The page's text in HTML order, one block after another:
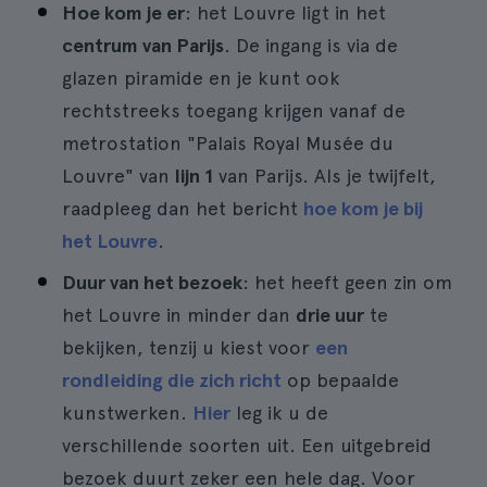
Hoe kom je er: het Louvre ligt in het
centrum van Parijs. De ingang is via de
glazen piramide en je kunt ook
rechtstreeks toegang krijgen vanaf de
metrostation "Palais Royal Musée du
Louvre" van lijn 1 van Parijs. Als je twijfelt,
raadpleeg dan het bericht hoe kom je bij
het Louvre.
Duur van het bezoek: het heeft geen zin om
het Louvre in minder dan drie uur te
bekijken, tenzij u kiest voor een
rondleiding die zich richt op bepaalde
kunstwerken. Hier leg ik u de
verschillende soorten uit. Een uitgebreid
bezoek duurt zeker een hele dag. Voor